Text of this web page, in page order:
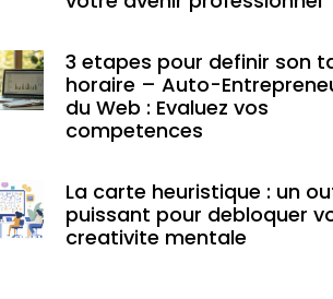
3 etapes pour definir son
horaire – Auto-
du Web : Evaluez vos
competences
La carte heuristique : un
puissant pour debloquer
creativite mentale